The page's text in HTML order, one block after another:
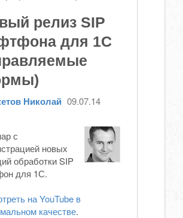
релиз SIP
для 1С
Николай 09.07.14
с
новых
обработки SIP
для 1С.
на YouTube в
качестве.